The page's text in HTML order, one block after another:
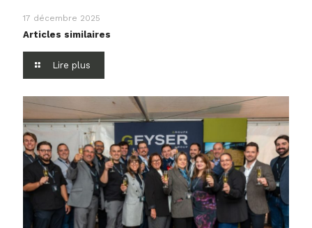
17 décembre 2025
Articles similaires
Lire plus